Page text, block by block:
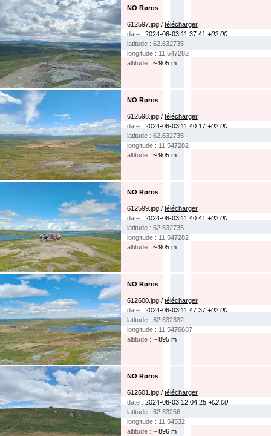
NO Røros
612597.jpg / télécharger
date : 2024-06-03 11:37:41 +02:00
latitude : 62.632735
longitude : 11.547282
altitude : ~ 905 m
NO Røros
612598.jpg / télécharger
date : 2024-06-03 11:40:17 +02:00
latitude : 62.632735
longitude : 11.547282
altitude : ~ 905 m
NO Røros
612599.jpg / télécharger
date : 2024-06-03 11:40:41 +02:00
latitude : 62.632735
longitude : 11.547282
altitude : ~ 905 m
NO Røros
612600.jpg / télécharger
date : 2024-06-03 11:47:37 +02:00
latitude : 62.632332
longitude : 11.5476687
altitude : ~ 895 m
NO Røros
612601.jpg / télécharger
date : 2024-06-03 12:04:25 +02:00
latitude : 62.63256
longitude : 11.54532
altitude : ~ 896 m